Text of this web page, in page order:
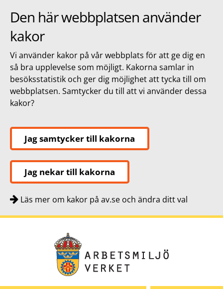
Den här webbplatsen använder
kakor
Vi använder kakor på vår webbplats för att ge dig en
så bra upplevelse som möjligt. Kakorna samlar in
besöksstatistik och ger dig möjlighet att tycka till om
webbplatsen. Samtycker du till att vi använder dessa
kakor?
Jag samtycker till kakorna
Jag nekar till kakorna
Läs mer om kakor på av.se och ändra ditt val